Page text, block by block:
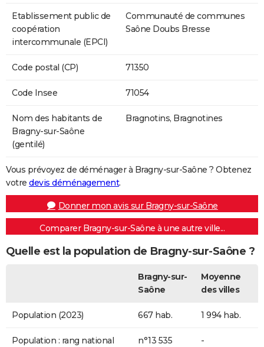
Etablissement public de
coopération
intercommunale (EPCI)
Communauté de communes
Saône Doubs Bresse
Code postal (CP) 71350
Code Insee 71054
Nom des habitants de
Bragny-sur-Saône
(gentilé)
Bragnotins, Bragnotines
Vous prévoyez de déménager à Bragny-sur-Saône ? Obtenez
votre devis déménagement.
Donner mon avis sur Bragny-sur-Saône
Comparer Bragny-sur-Saône à une autre ville...
Quelle est la population de Bragny-sur-Saône ?
Bragny-sur-
Saône
Moyenne
des villes
Population (2023) 667 hab. 1 994 hab.
Population : rang national
n°13 535 -